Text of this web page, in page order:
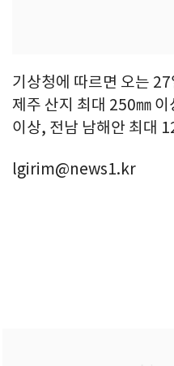
기상청에 따르면 오는
제주 산지 최대 250㎜
이상, 전남 남해안 최대
lgirim@news1.kr